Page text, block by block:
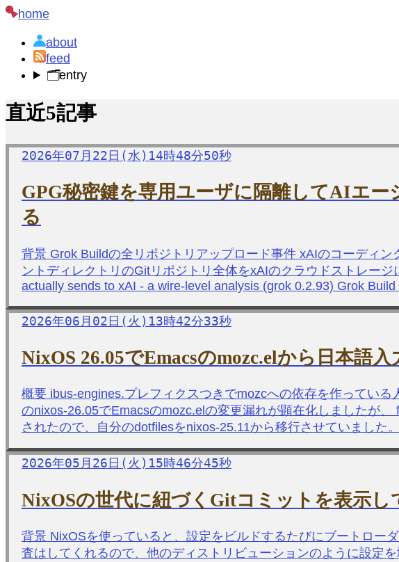
home
about
feed
🗂️entry
直近5記事
2026年07月22日(水)14時48分50秒
GPG秘密鍵を専用ユーザに隔離してAIエ
る
背景 Grok Buildの全リポジトリアップロード事件 xAIのコーディ
ントディレクトリのGitリポジトリ全体をxAIのクラウドストレー
actually sends to xAI - a wire-level analysis (grok 0.2.93) Grok Build
2026年06月02日(火)13時42分33秒
NixOS 26.05でEmacsのmozc.elから日本語
概要 ibus-engines.プレフィクスつきでmozcへの依存を作ってい
のnixos-26.05でEmacsのmozc.elの変更漏れが顕在化しましたが
されたので、自分のdotfilesをnixos-25.11から移行させていました
2026年05月26日(火)15時46分45秒
NixOSの世代に紐づくGitコミットを表示
背景 NixOSを使っていると、設定をビルドするたびにブートロー
査はしてくれるので、他のディストリビューションのように設定